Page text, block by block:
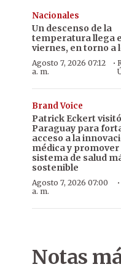
Nacionales
Un descenso de la
temperatura llega
viernes, en torno a
Agosto 7, 2026 07:12
a. m.
·
Brand Voice
Patrick Eckert visitó
Paraguay para
acceso a la
médica y promover
sistema de salud
sostenible
Agosto 7, 2026 07:00
a. m.
·
Notas